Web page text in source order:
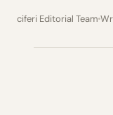
ciferi Editorial Team